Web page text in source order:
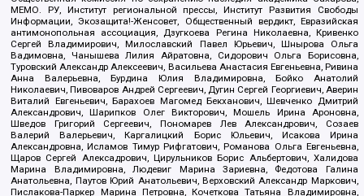
МЕМО. РУ, Институт региональной прессы, Институт Развития Свободы
Информации, Экозащита!-Женсовет, Общественный вердикт, Евразийская
антимонопольная ассоциация, Дзугкоева Регина Николаевна, Кривенко
Сергей Владимирович, Милославский Павел Юрьевич, Шнырова Ольга
Вадимовна, Чанышева Лилия Айратовна, Сидорович Ольга Борисовна,
Туровский Александр Алексеевич, Васильева Анастасия Евгеньевна, Ривина
Анна Валерьевна, Бурдина Юлия Владимировна, Бойко Анатолий
Николаевич, Пивоваров Андрей Сергеевич, Дугин Сергей Георгиевич, Аверин
Виталий Евгеньевич, Барахоев Магомед Бекханович, Шевченко Дмитрий
Александрович, Шарипков Олег Викторович, Мошель Ирина Ароновна,
Шведов Григорий Сергеевич, Пономарев Лев Александрович, Созаев
Валерий Валерьевич, Каргалицкий Борис Юльевич, Исакова Ирина
Александровна, Исламов Тимур Рифгатович, Романова Ольга Евгеньевна,
Щаров Сергей Алексадрович, Цирульников Борис Альбертович, Халидова
Марина Владимировна, Людевиг Марина Зариевна, Федотова Галина
Анатольевна, Паутов Юрий Анатольевич, Верховский Александр Маркович,
Пислакова-Паркер Марина Петровна, Кочеткова Татьяна Владимировна,